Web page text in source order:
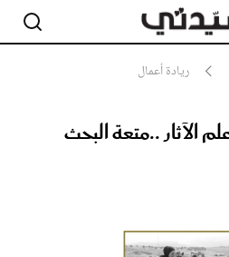
ريادة أعمال
الآثار ..متعة البحث